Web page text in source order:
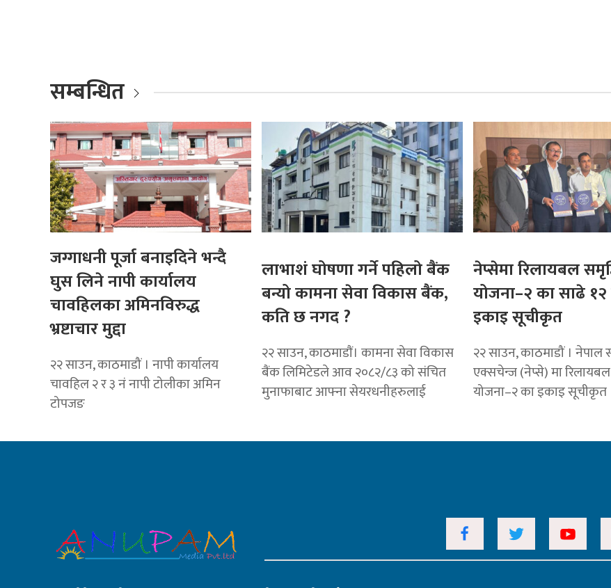
सम्बन्धित
जग्गाधनी पूर्जा बनाइदिने भन्दै
घुस लिने नापी कार्यालय
चावहिलका अमिनविरुद्ध
भ्रष्टाचार मुद्दा
२२ साउन, काठमाडौं । नापी कार्यालय
चावहिल २ र ३ नं नापी टोलीका अमिन
टोपजङ
लाभाशं घोषणा गर्ने पहिलो बैंक
बन्यो कामना सेवा विकास बैंक,
कति छ नगद ?
२२ साउन, काठमाडाैं। कामना सेवा विकास
बैंक लिमिटेडले आव २०८२/८३ को संचित
मुनाफाबाट आफ्ना सेयरधनीहरुलाई
नेप्सेमा रिलायबल
योजना–२ का साढे
इकाइ सूचीकृत
२२ साउन, काठमाडौं । नेपाल
एक्सचेन्ज (नेप्से) मा
योजना–२ का इकाइ सूचीकृत